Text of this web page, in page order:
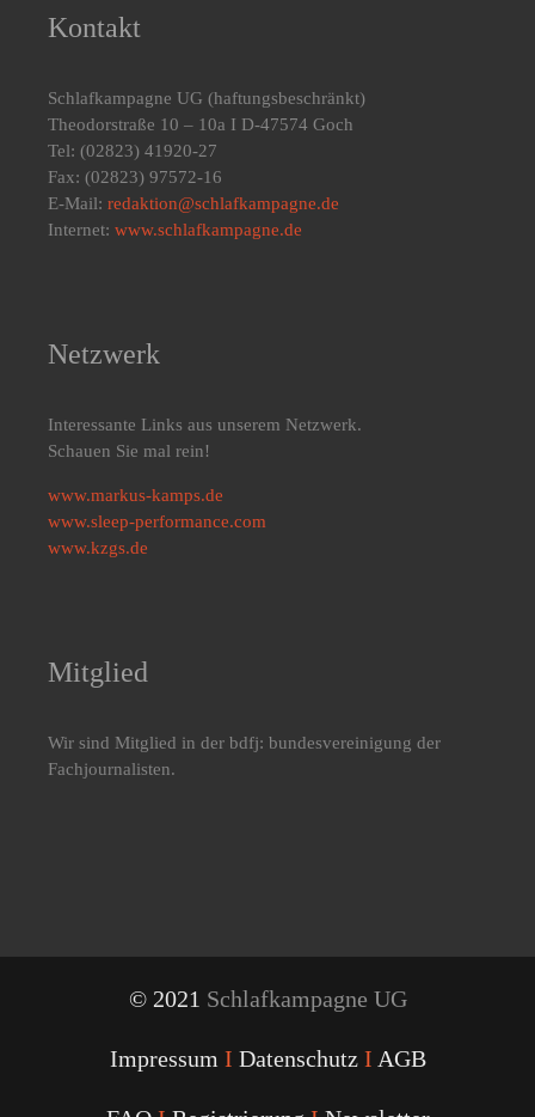
Kontakt
Schlafkampagne UG (haftungsbeschränkt)
Theodorstraße 10 – 10a I D-47574 Goch
Tel: (02823) 41920-27
Fax: (02823) 97572-16
E-Mail: redaktion@schlafkampagne.de
Internet: www.schlafkampagne.de
Netzwerk
Interessante Links aus unserem Netzwerk.
Schauen Sie mal rein!
www.markus-kamps.de
www.sleep-performance.com
www.kzgs.de
Mitglied
Wir sind Mitglied in der bdfj: bundesvereinigung der
Fachjournalisten.
© 2021 Schlafkampagne UG
Impressum I Datenschutz I AGB